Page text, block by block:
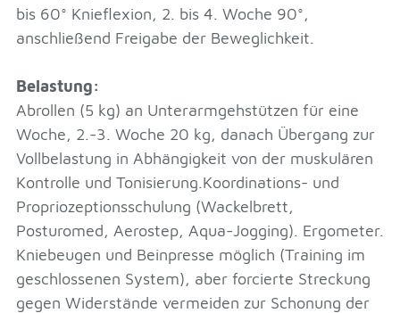
bis 60° Knieflexion, 2. bis 4. Woche 90°,
anschließend Freigabe der Beweglichkeit.
Belastung:
Abrollen (5 kg) an Unterarmgehstützen für eine
Woche, 2.-3. Woche 20 kg, danach Übergang zur
Vollbelastung in Abhängigkeit von der muskulären
Kontrolle und Tonisierung.Koordinations- und
Propriozeptionsschulung (Wackelbrett,
Posturomed, Aerostep, Aqua-Jogging). Ergometer.
Kniebeugen und Beinpresse möglich (Training im
geschlossenen System), aber forcierte Streckung
gegen Widerstände vermeiden zur Schonung der